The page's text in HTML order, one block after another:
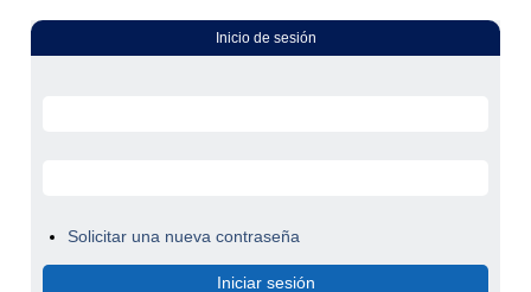
Inicio de sesión
Solicitar una nueva contraseña